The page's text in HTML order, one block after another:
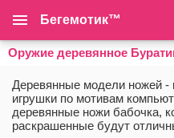
Бегемотик™
Оружие деревянное
Деревянные модели ножей -
игрушки по мотивам
деревянные ножи бабочка,
раскрашенные будут